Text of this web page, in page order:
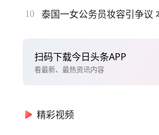
10 泰国一女公务员妆容引争议
扫码下载今日头条APP
看最新、最热资讯内容
精彩视频